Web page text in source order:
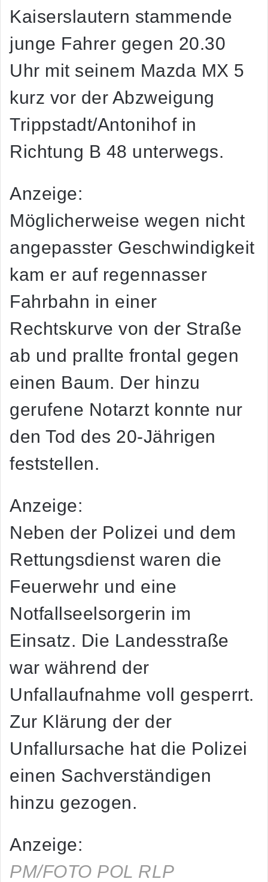
Kaiserslautern stammende
junge Fahrer gegen 20.30
Uhr mit seinem Mazda MX 5
kurz vor der Abzweigung
Trippstadt/Antonihof in
Richtung B 48 unterwegs.
Anzeige:
Möglicherweise wegen nicht
angepasster Geschwindigkeit
kam er auf regennasser
Fahrbahn in einer
Rechtskurve von der Straße
ab und prallte frontal gegen
einen Baum. Der hinzu
gerufene Notarzt konnte nur
den Tod des 20-Jährigen
feststellen.
Anzeige:
Neben der Polizei und dem
Rettungsdienst waren die
Feuerwehr und eine
Notfallseelsorgerin im
Einsatz. Die Landesstraße
war während der
Unfallaufnahme voll gesperrt.
Zur Klärung der der
Unfallursache hat die Polizei
einen Sachverständigen
hinzu gezogen.
Anzeige:
PM/FOTO POL RLP